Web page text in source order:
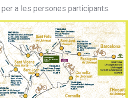
a les persones participants.